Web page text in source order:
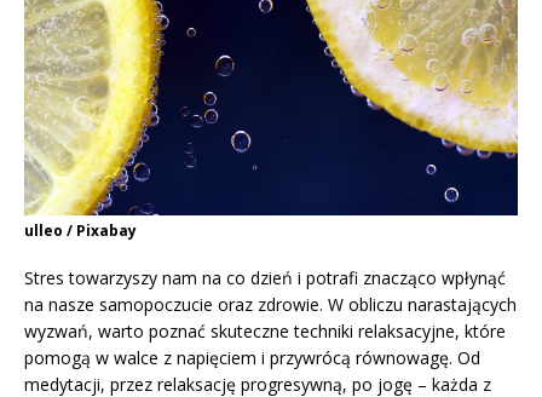
ulleo / Pixabay
Stres towarzyszy nam na co dzień i potrafi znacząco wpłynąć
na nasze samopoczucie oraz zdrowie. W obliczu narastających
wyzwań, warto poznać skuteczne techniki relaksacyjne, które
pomogą w walce z napięciem i przywrócą równowagę. Od
medytacji, przez relaksację progresywną, po jogę – każda z